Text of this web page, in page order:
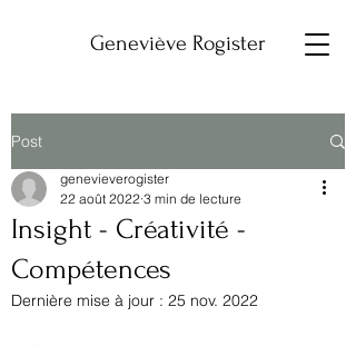
Geneviève Rogister
Post
Insight - Créativité -
Compétences
genevieverogister
22 août 2022 3 min de lecture
Dernière mise à jour : 25 nov. 2022